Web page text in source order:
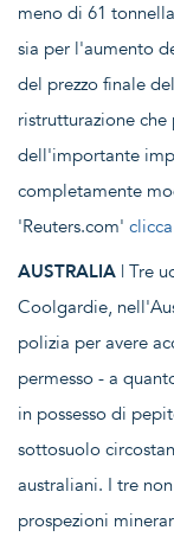
meno di 61
sia per l'aumento
del prezzo finale
ristrutturazione
dell'importante
completamente
'Reuters.com'
AUSTRALIA | Tre
Coolgardie,
polizia per avere
permesso - a
in possesso di
sottosuolo
australiani. I tre
prospezioni